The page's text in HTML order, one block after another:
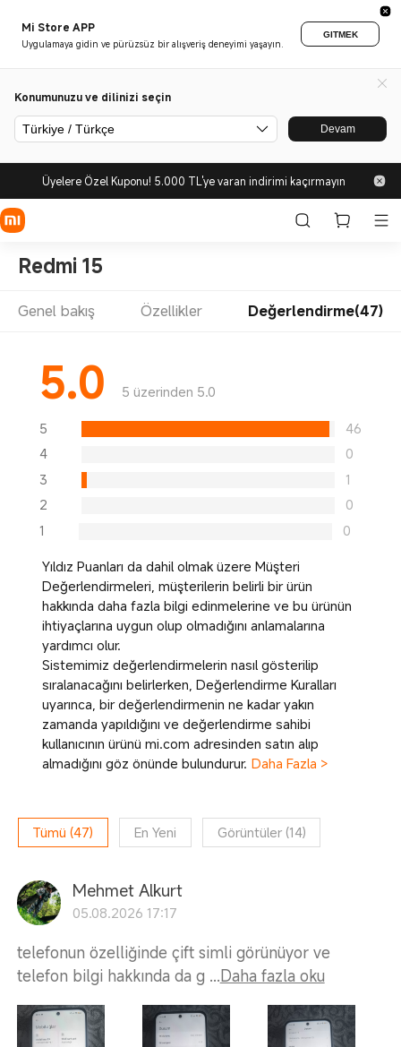
Mi Store APP
Uygulamaya gidin ve pürüzsüz bir alışveriş deneyimi yaşayın.
GITMEK
Konumunuzu ve dilinizi seçin
Türkiye / Türkçe Devam
Üyelere Özel Kuponu! 5.000 TL'ye varan indirimi kaçırmayın
Redmi 15
Genel bakış Özellikler Değerlendirme(47)
5.0 5 üzerinden 5.0
5
46
4
0
3
1
2
0
1
0
Yıldız Puanları da dahil olmak üzere Müşteri
Değerlendirmeleri, müşterilerin belirli bir ürün
hakkında daha fazla bilgi edinmelerine ve bu ürünün
ihtiyaçlarına uygun olup olmadığını anlamalarına
yardımcı olur.
Sistemimiz değerlendirmelerin nasıl gösterilip
sıralanacağını belirlerken, Değerlendirme Kuralları
uyarınca, bir değerlendirmenin ne kadar yakın
zamanda yapıldığını ve değerlendirme sahibi
kullanıcının ürünü mi.com adresinden satın alıp
almadığını göz önünde bulundurur. Daha Fazla >
Tümü (47) En Yeni Görüntüler(14)
Mehmet Alkurt
05.08.2026 17:17
telefonun özelliğinde çift simli görünüyor ve
telefon bilgi hakkında da g ...Daha fazla oku